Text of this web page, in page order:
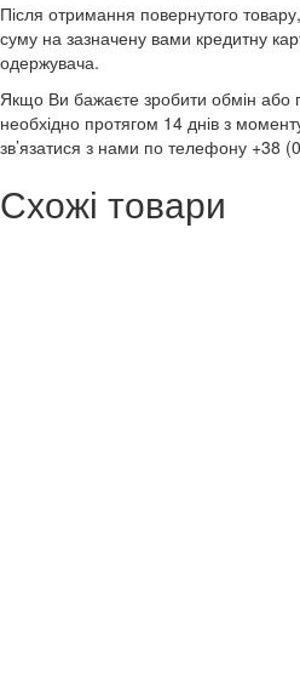
Після отримання повернутого
суму на зазначену вами кредитну
одержувача.
Якщо Ви бажаєте зробити обмін або
необхідно протягом 14 днів з
зв’язатися з нами по телефону +38
Схожі товари